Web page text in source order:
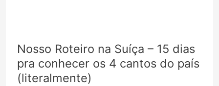
local!
Qual
conhecer?
Nosso Roteiro na Suíça – 15 dias
pra conhecer os 4 cantos do país
(literalmente)